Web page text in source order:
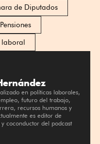
de Diputados
Pensiones
laboral
en políticas laborales,
futuro del trabajo,
recursos humanos y
es editor de
coconductor del podcast